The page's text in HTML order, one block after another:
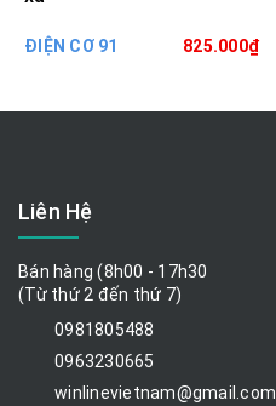
ĐIỆN CƠ 91 825.000₫
Liên Hệ
Bán hàng (8h00 - 17h30
(Từ thứ 2 đến thứ 7)
0981805488
0963230665
winlinevietnam@gmail.com